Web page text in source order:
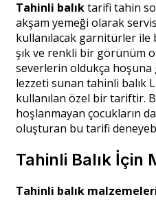
Tahinli balıktarifi tahin
akşam yemeği olarak
kullanılacak garnitürler
şık ve renkli bir görünüm
severlerin oldukça hoşuna
lezzeti sunan tahinli balık
kullanılan özel bir tariftir.
hoşlanmayan çocukların
oluşturan bu tarifi
Tahinli Balık İçin
Tahinli balık